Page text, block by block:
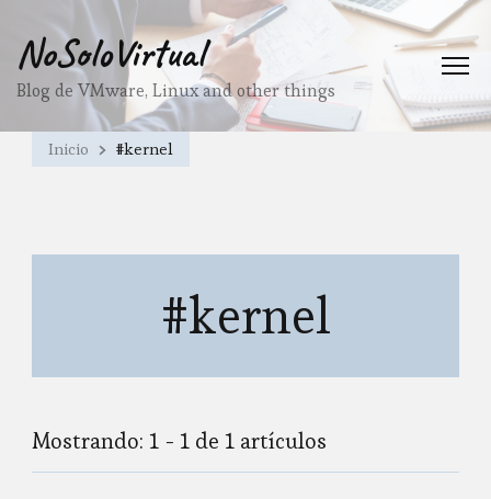
NoSoloVirtual
Blog de VMware, Linux and other things
Inicio #kernel
#kernel
Mostrando: 1 - 1 de 1 artículos